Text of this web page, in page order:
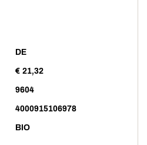
DE
€ 21,32
9604
4000915106978
BIO